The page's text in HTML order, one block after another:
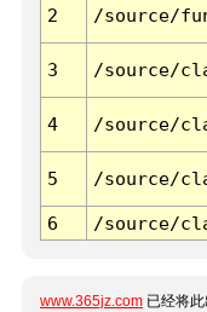
2 /source/
3 /source/
4 /source/
5 /source/
6 /source/
www.365jz.com 已经将